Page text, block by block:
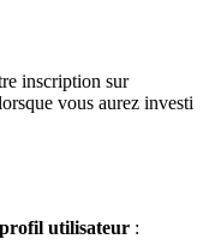
inscription sur
vous aurez investi
profil utilisateur :